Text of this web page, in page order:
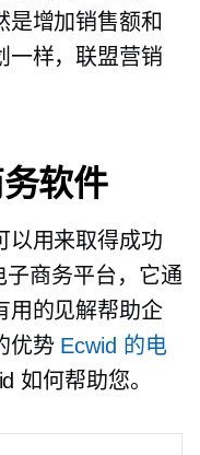
是增加销售额和
一样，联盟营销
软件
以用来取得成功
子商务平台，它通
用的见解帮助企
优势 Ecwid 的电
如何帮助您。